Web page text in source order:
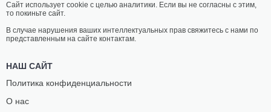
Сайт использует cookie с целью аналитики. Если вы не согласны с этим,
то покиньте сайт.
В случае нарушения ваших интеллектуальных прав свяжитесь с нами по
представленным на сайте контактам.
НАШ САЙТ
Политика конфиденциальности
О нас